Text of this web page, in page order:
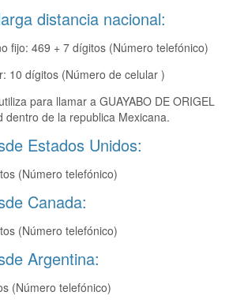
distancia nacional:
fijo: 469 + 7 dígitos (Número telefónico)
10 dígitos (Número de celular )
para llamar a GUAYABO DE ORIGEL
dentro de la republica Mexicana.
Estados Unidos:
(Número telefónico)
Canada:
(Número telefónico)
Argentina:
(Número telefónico)